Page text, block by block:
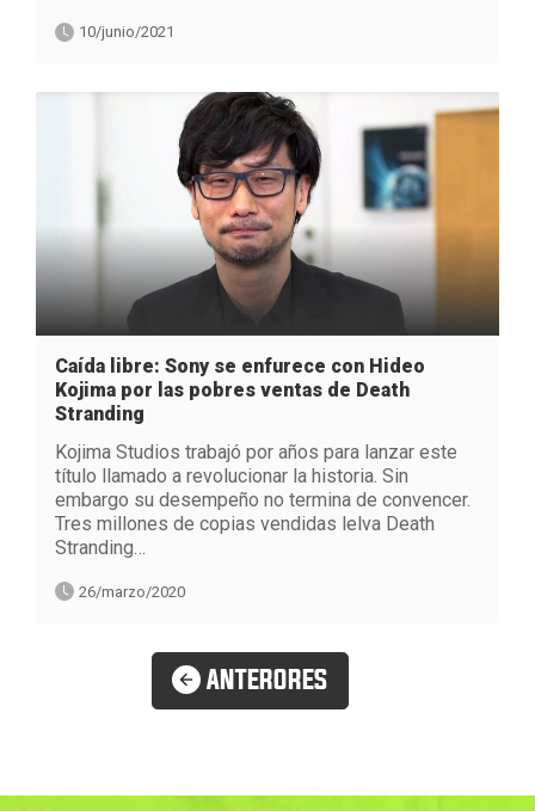
10/junio/2021
Caída libre: Sony se enfurece con Hideo
Kojima por las pobres ventas de Death
Stranding
Kojima Studios trabajó por años para lanzar este
título llamado a revolucionar la historia. Sin
embargo su desempeño no termina de convencer.
Tres millones de copias vendidas lelva Death
Stranding…
26/marzo/2020
ANTERORES